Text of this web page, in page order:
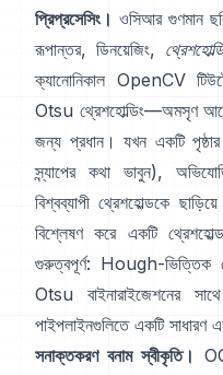
প্রিপ্রসেসিং। ওসিআর গুণমান
রূপান্তর, ডিনয়েজিং,
ক্যানোনিকাল OpenCV
Otsu থ্রেশহোল্ডিং—অমসৃণ
জন্য প্রধান। যখন একটি
স্ন্যাপের কথা ভাবুন),
বিশ্বব্যাপী থ্রেশহোল্ডকে
বিশ্লেষণ করে একটি
গুরুত্বপূর্ণ: Hough-ভিত্তিক
Otsu বাইনারাইজেশনের
পাইপলাইনগুলিতে একটি সাধারণ
সনাক্তকরণ বনাম স্বীকৃতি।